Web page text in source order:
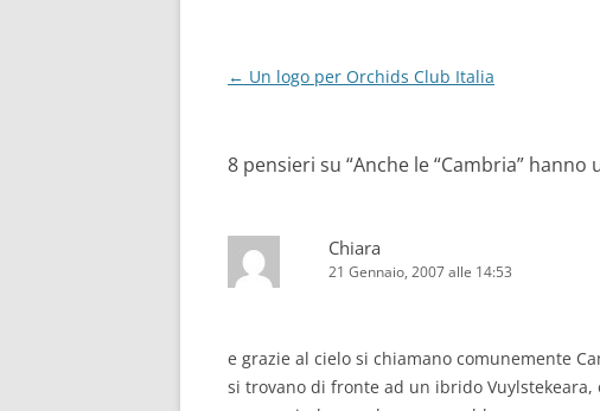
Navigazione
← Un logo per Orchids Club Italia
8 pensieri su “Anche le “Cambria” hanno
Chiara
21 Gennaio, 2007 alle 14:53
e grazie al cielo si chiamano comunemente
si trovano di fronte ad un ibrido